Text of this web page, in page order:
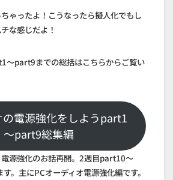
ゃったよ！こうなったら擬人化でもし
な感じだよ！
～part9までの総括はこちらからご覧い
の電源強化をしようpart1
～part9総集編
電源強化のお話再開。2週目part10～
。主にPCオーディオ電源強化編です。